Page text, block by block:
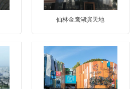
仙林金鹰湖滨天地